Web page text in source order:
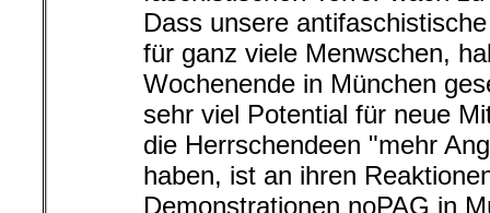
Dass unsere
für ganz viele Menwschen,
Wochenende in München
sehr viel Potential für neue
die Herrschendeen "mehr
haben, ist an ihren
Demonstrationen noPAG in